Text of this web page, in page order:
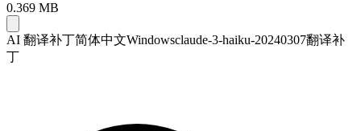
0.369 MB
AI 翻译补丁简体中文Windowsclaude-3-haiku-20240307翻译补
丁